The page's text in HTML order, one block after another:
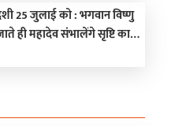
25 जुलाई को : भगवान विष्णु
ही महादेव संभालेंगे सृष्टि का
बंद रहेंगे मांगलिक कार्य